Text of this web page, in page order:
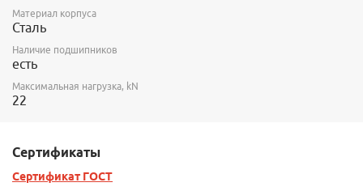
Материал корпуса
Сталь
Наличие подшипников
есть
Максимальная нагрузка, kN
22
Сертификаты
Сертификат ГОСТ